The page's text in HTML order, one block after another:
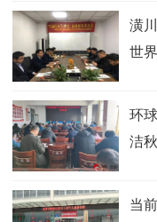
潢
世
环
洁
当